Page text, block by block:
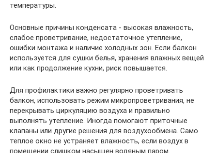
температуры.
Основные причины конденсата - высокая влажность,
слабое проветривание, недостаточное утепление,
ошибки монтажа и наличие холодных зон. Если балкон
используется для сушки белья, хранения влажных вещей
или как продолжение кухни, риск повышается.
Для профилактики важно регулярно проветривать
балкон, использовать режим микропроветривания, не
перекрывать циркуляцию воздуха и правильно
выполнять утепление. Иногда помогают приточные
клапаны или другие решения для воздухообмена. Само
теплое окно не устраняет влажность, если воздух в
помещении слишком насыщен водяным паром.